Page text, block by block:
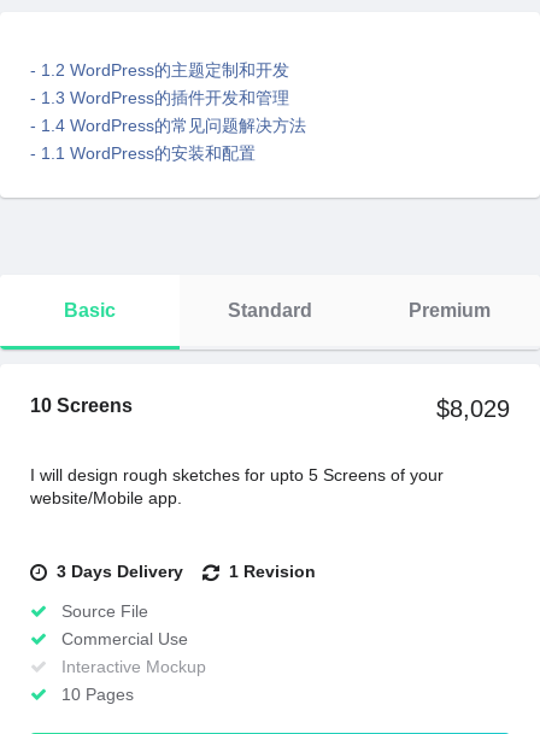
- 1.2 WordPress的主题定制和开发
- 1.3 WordPress的插件开发和管理
- 1.4 WordPress的常见问题解决⽅法
- 1.1 WordPress的安装和配置
Basic Standard Premium
10 Screens $8,029
I will design rough sketches for upto 5 Screens of your
website/Mobile app.
3 Days Delivery 1 Revision
Source File
Commercial Use
Interactive Mockup
10 Pages